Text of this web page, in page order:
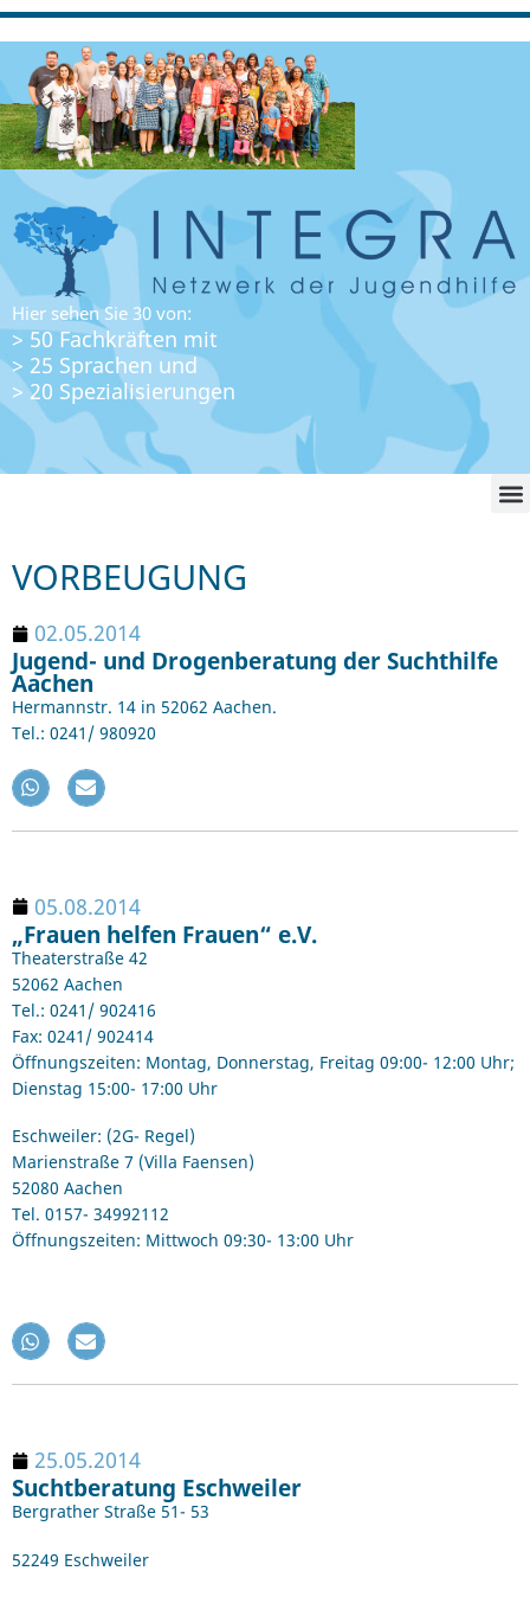
Hier sehen Sie 30 von:
> 50 Fachkräften mit
> 25 Sprachen und
> 20 Spezialisierungen
VORBEUGUNG
02.05.2014
Jugend- und Drogenberatung der Suchthilfe
Aachen
Hermannstr. 14 in 52062 Aachen.
Tel.: 0241/ 980920
05.08.2014
„Frauen helfen Frauen“ e.V.
Theaterstraße 42
52062 Aachen
Tel.: 0241/ 902416
Fax: 0241/ 902414
Öffnungszeiten: Montag, Donnerstag, Freitag 09:00- 12:00 Uhr;
Dienstag 15:00- 17:00 Uhr
Eschweiler: (2G- Regel)
Marienstraße 7 (Villa Faensen)
52080 Aachen
Tel. 0157- 34992112
Öffnungszeiten: Mittwoch 09:30- 13:00 Uhr
25.05.2014
Suchtberatung Eschweiler
Bergrather Straße 51- 53
52249 Eschweiler